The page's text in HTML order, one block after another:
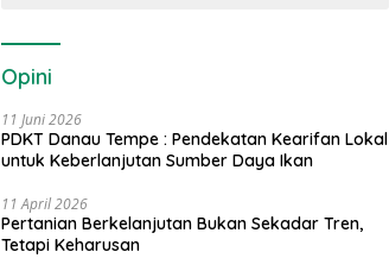
Opini
11 Juni 2026
PDKT Danau Tempe : Pendekatan Kearifan Lokal
untuk Keberlanjutan Sumber Daya Ikan
11 April 2026
Pertanian Berkelanjutan Bukan Sekadar Tren,
Tetapi Keharusan